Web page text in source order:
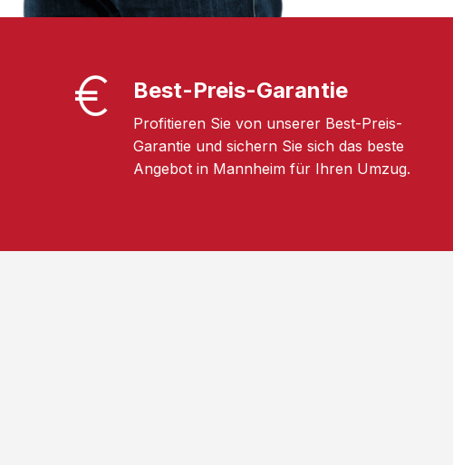
Best-Preis-Garantie
Profitieren Sie von unserer Best-Preis-
Garantie und sichern Sie sich das beste
Angebot in Mannheim für Ihren Umzug.